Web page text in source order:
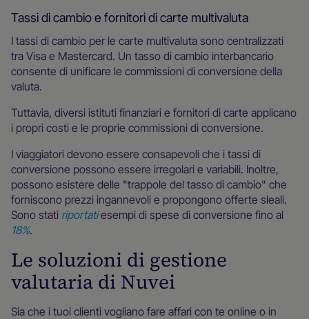
Tassi di cambio e fornitori di carte multivaluta
I tassi di cambio per le carte multivaluta sono centralizzati
tra Visa e Mastercard. Un tasso di cambio interbancario
consente di unificare le commissioni di conversione della
valuta.
Tuttavia, diversi istituti finanziari e fornitori di carte applicano
i propri costi e le proprie commissioni di conversione.
I viaggiatori devono essere consapevoli che i tassi di
conversione possono essere irregolari e variabili. Inoltre,
possono esistere delle "trappole del tasso di cambio" che
forniscono prezzi ingannevoli e propongono offerte sleali.
Sono stati riportatiesempi di spese di conversione fino al
18%.
Le soluzioni di gestione
valutaria di Nuvei
Sia che i tuoi clienti vogliano fare affari con te online o in